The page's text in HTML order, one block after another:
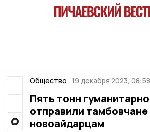
Общество 19 декабря 2023, 08:58
Пять тонн
отправили тамбовчане
новоайдарцам